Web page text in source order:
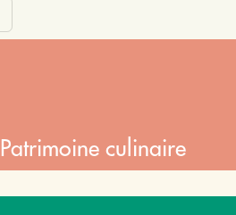
Patrimoine culinaire